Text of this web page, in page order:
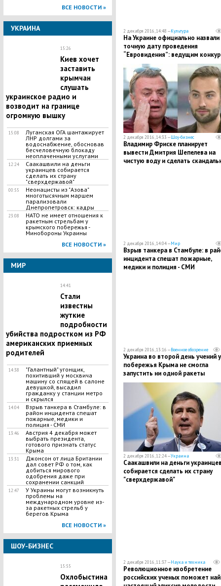
ВСЕ НОВОСТИ »
УКРАИНА
15:26
Киев хочет
заставить
крымчан
слушать
украинское радио и
возводит на границе
огромную вышку
15:08
Луганская ОГА шантажирует
ЛНР долгами за
водоснабжение, обосновав
бесчеловечную блокаду
неоплаченными услугами
12:24
Саакашвили на деньги
украинцев собирается
сделать их страну
"сверхдержавой"
00:55
Неонацисты из "Азова"
многотысячным маршем
парализовали
Днепропетровск: кадры
23:08
НАТО не имеет отношения к
ракетным стрельбам у
крымского побережья -
Минобороны Украины
ВСЕ НОВОСТИ »
МИР
14:41
Стали
известны
жуткие
подробности
убийства подростком из РФ
американских приемных
родителей
14:38
"Галантный" угонщик,
похитивший у москвича
машину со спящей в салоне
девушкой, высадил
гражданку у станции метро
и скрылся
14:04
Взрыв танкера в Стамбуле: в
район инцидента спешат
пожарные, медики и
полиция - СМИ
13:46
Австрия 4 декабря может
выбрать президента,
готового признать статус
Крыма
13:31
Джонсон от лица Британии
дал совет РФ о том, как
добиться мирового
одобрения даже при
сохранении санкций
12:47
У Украины могут возникнуть
проблемы на
международном уровне из-
за ракетных стрельб у
берегов Крыма
ВСЕ НОВОСТИ »
ШОУ-БИЗНЕС
15:55
Охлобыстина
2 декабря 2016, 14:48 —Культура
На Украине официально назвали
точную дату проведения
“Евровидения”: ведущим
выбран скандальный шоумен,
назвавший россиян “кацапами”
2 декабря 2016, 14:33 —Шоу-бизнес
Владимир Фриске планирует
вывести Дмитрия Шепелева на
чистую воду и сделать
2 декабря 2016, 14:04 —Мир
Взрыв танкера в Стамбуле: в
инцидента спешат пожарные,
медики и полиция - СМИ
2 декабря 2016, 13:16 —Военное обозрение
Украина во второй день учений у
побережья Крыма не смогла
запустить ни одной ракеты
2 декабря 2016, 12:24 —Украина
Саакашвили на деньги
собирается сделать их страну
"сверхдержавой"
2 декабря 2016, 11:37 —Наука и техника
Революционное изобретение
российских ученых поможет